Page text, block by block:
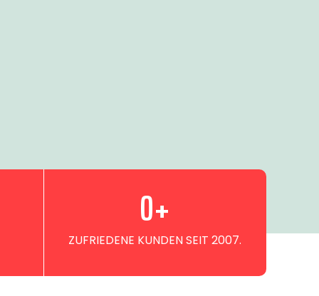
ZUFRIEDENE KUNDEN SEIT 2007.
0+